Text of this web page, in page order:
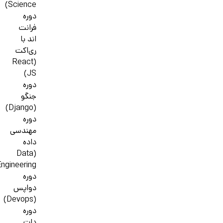
Science)
دوره
فرانت
اند با
ری‌اکت
(React
JS)
دوره
جنگو
(Django)
دوره
مهندسی
داده
(Data
دوره
دواپس
(Devops)
دوره